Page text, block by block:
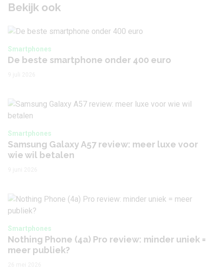
Bekijk ook
Smartphones
De beste smartphone onder 400 euro
Smartphones
Samsung Galaxy A57 review: meer luxe voor
wie wil betalen
Smartphones
Nothing Phone (4a) Pro review: minder uniek =
meer publiek?